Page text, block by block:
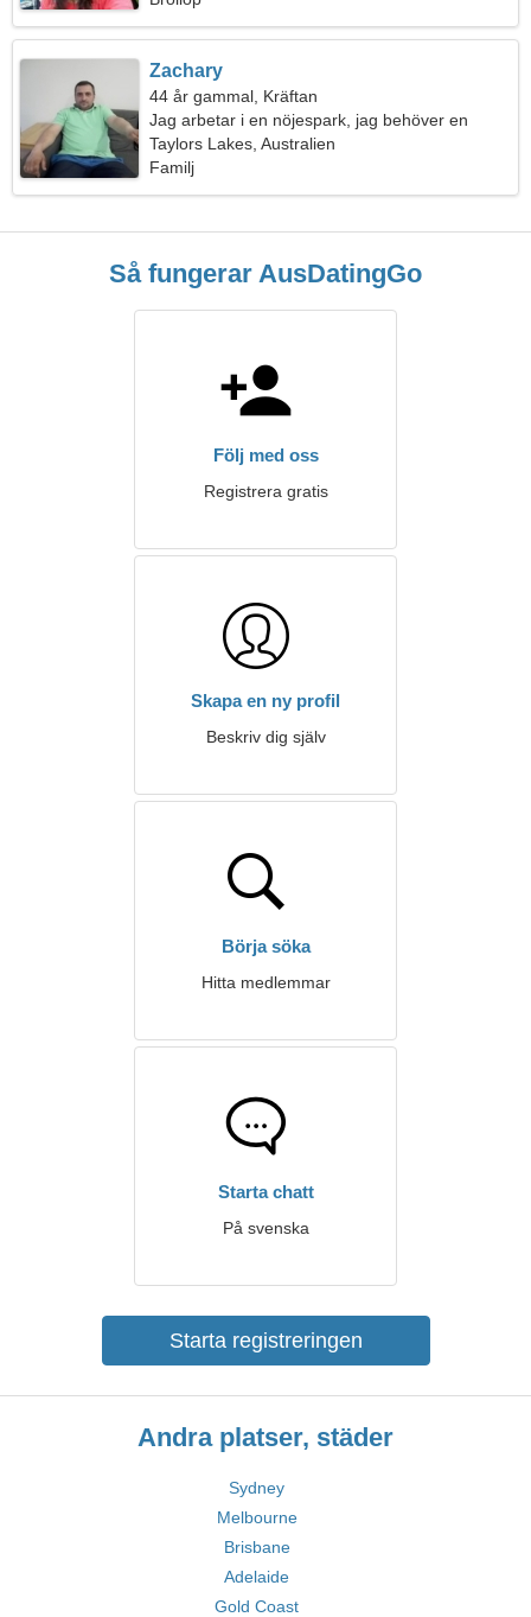
Zachary
44 år gammal, Kräftan
Jag arbetar i en nöjespark, jag behöver en
attraktiv kvinna
Taylors Lakes, Australien
Familj
Så fungerar AusDatingGo
Följ med oss
Registrera gratis
Skapa en ny profil
Beskriv dig själv
Börja söka
Hitta medlemmar
Starta chatt
På svenska
Starta registreringen
Andra platser, städer
Sydney
Melbourne
Brisbane
Adelaide
Gold Coast